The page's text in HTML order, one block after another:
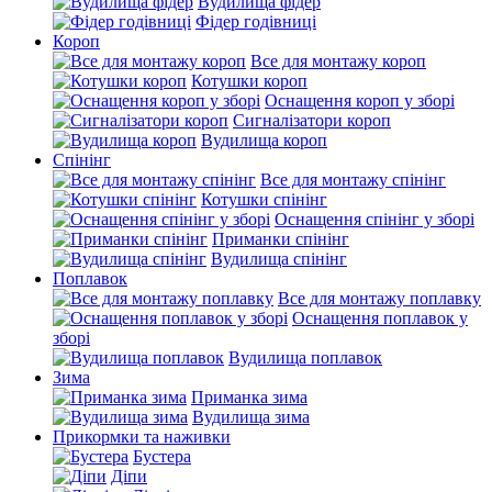
Фідер годівниці
Короп
Все для монтажу короп
Котушки короп
Оснащення короп у зборі
Сигналізатори короп
Вудилища короп
Спінінг
Все для монтажу спінінг
Котушки спінінг
Оснащення спінінг у зборі
Приманки спінінг
Вудилища спінінг
Поплавок
Все для монтажу поплавку
Оснащення поплавок у
зборі
Вудилища поплавок
Зима
Приманка зима
Вудилища зима
Прикормки та наживки
Бустера
Діпи